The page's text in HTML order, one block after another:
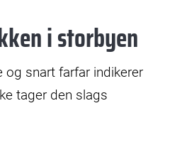
i storbyen
og snart farfar indikerer
tager den slags